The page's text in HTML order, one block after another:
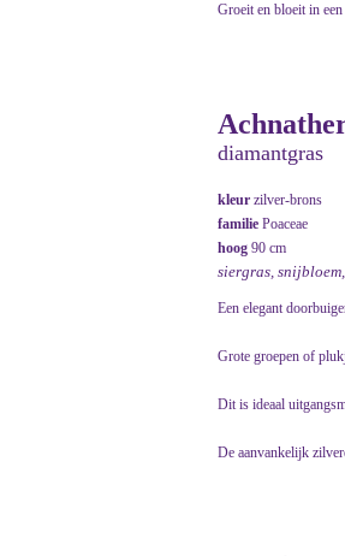
Groeit en bloeit in
diamantgras
kleur zilver-brons
familie Poaceae
hoog 90 cm
siergras,
Een elegant
Grote groepen of
Dit is ideaal
De aanvankelijk